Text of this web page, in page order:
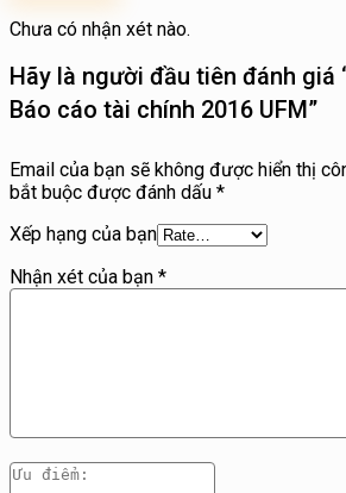
Chưa có nhận xét nào.
Hãy là người đầu tiên đánh giá
Báo cáo tài chính 2016 UFM”
Email của bạn sẽ không được hiển thị
bắt buộc được đánh dấu *
Xếp hạng của bạn
Nhận xét của bạn *